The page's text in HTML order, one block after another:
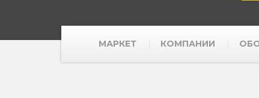
МАРКЕТ КОМПАНИИ